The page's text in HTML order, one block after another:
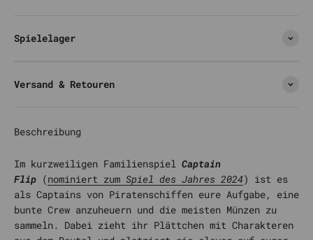
Spielelager
Versand & Retouren
Beschreibung
Im kurzweiligen Familienspiel Captain
Flip (nominiert zum Spiel des Jahres 2024) ist es
als Captains von Piratenschiffen eure Aufgabe, eine
bunte Crew anzuheuern und die meisten Münzen zu
sammeln. Dabei zieht ihr Plättchen mit Charakteren